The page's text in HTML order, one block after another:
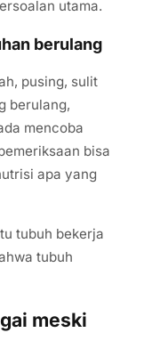
utama.
berulang
pusing, sulit
berulang,
mencoba
bisa
apa yang
tubuh bekerja
tubuh
meski